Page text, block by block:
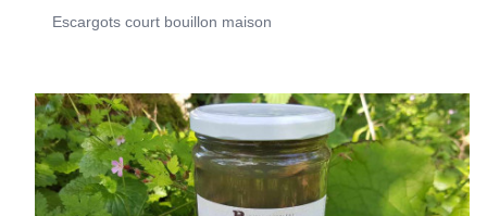
Escargots court bouillon maison